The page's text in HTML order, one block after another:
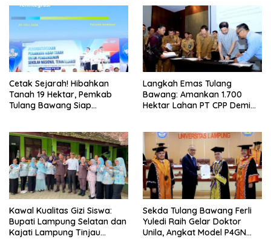
Cetak Sejarah! Hibahkan
Tanah 19 Hektar, Pemkab
Tulang Bawang Siap
Lampung
Langkah Emas Tulang
Bawang: Amankan 1.700
Hektar Lahan PT CPP Demi
Kawal Kualitas Gizi Siswa:
Bupati Lampung Selatan dan
Kajati Lampung Tinjau
Sekda Tulang Bawang Ferli
Yuledi Raih Gelar Doktor
Unila, Angkat Model P4GN